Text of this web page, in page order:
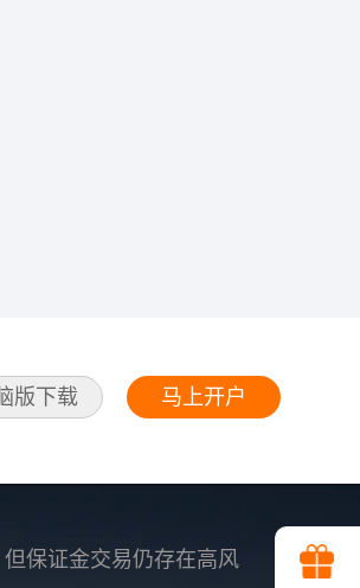
版下载 马上开户
保证金交易仍存在高风